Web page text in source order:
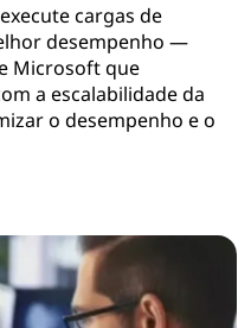
cargas de
desempenho —
Microsoft que
a escalabilidade da
o desempenho e o